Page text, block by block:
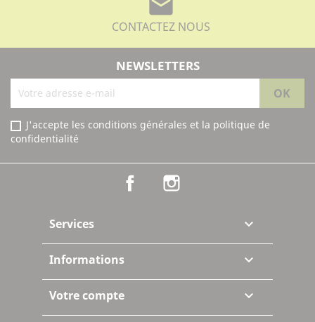
CONTACTEZ NOUS
NEWSLETTERS
J'accepte les conditions générales et la politique de
confidentialité
Facebook
Services 
Informations 
Votre compte 